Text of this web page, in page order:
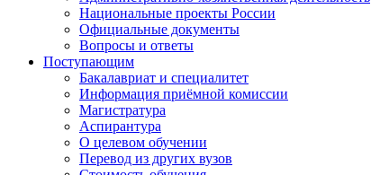
Национальные проекты России
Официальные документы
Вопросы и ответы
Поступающим
Бакалавриат и специалитет
Информация приёмной комиссии
Магистратура
Аспирантура
О целевом обучении
Перевод из других вузов